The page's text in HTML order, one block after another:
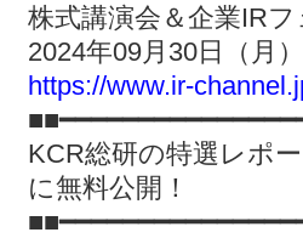
株式講演会＆企業IR
2024年09月30日（
https://www.ir-
KCR総研の特選レポ
に無料公開！